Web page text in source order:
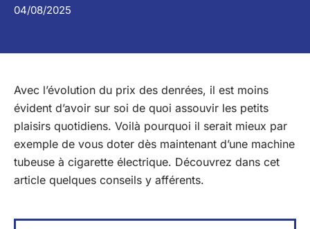
04/08/2025
Avec l’évolution du prix des denrées, il est moins
évident d’avoir sur soi de quoi assouvir les petits
plaisirs quotidiens. Voilà pourquoi il serait mieux par
exemple de vous doter dès maintenant d’une machine
tubeuse à cigarette électrique. Découvrez dans cet
article quelques conseils y afférents.